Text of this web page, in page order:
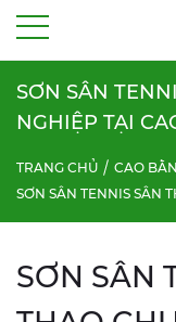
SƠN SÂN
NGHIỆP TẠI
TRANG CHỦ
CAO
SƠN SÂN TENNIS SÂN
SƠN SÂN